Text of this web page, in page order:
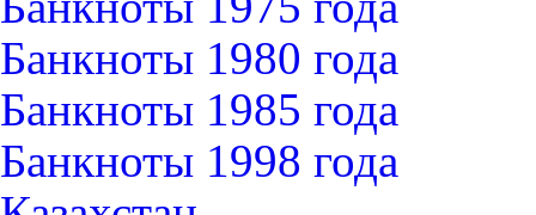
Банкноты 1980 года
Банкноты 1985 года
Банкноты 1998 года